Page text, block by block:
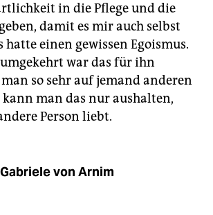
in die Pflege und die
damit es mir auch selbst
hatte einen gewissen Egoismus.
war das für ihn
man so sehr auf jemand anderen
kann man das nur aushalten,
Person liebt.
von Arnim